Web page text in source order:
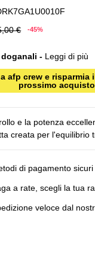
€
-45%
- Leggi di più
afp crew e risparmia
prossimo acquisto
e la potenza
creata per l'equilibrio
di pagamento sicuri
a rate, scegli la tua
veloce dal